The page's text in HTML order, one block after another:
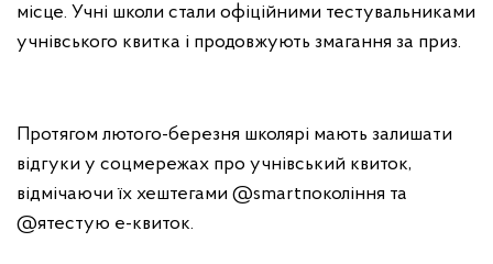
місце. Учні школи стали офіційними тестувальниками
учнівського квитка і продовжують змагання за приз.
Протягом лютого-березня школярі мають залишати
відгуки у соцмережах про учнівський квиток,
відмічаючи їх хештегами @smartпокоління та
@ятестую е-квиток.